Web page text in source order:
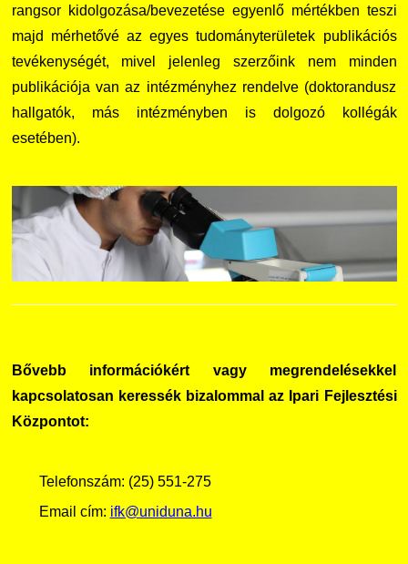
rangsor kidolgozása/bevezetése egyenlő mértékben teszi
majd mérhetővé az egyes tudományterületek publikációs
tevékenységét, mivel jelenleg szerzőink nem minden
publikációja van az intézményhez rendelve (doktorandusz
hallgatók, más intézményben is dolgozó kollégák
esetében).
Bővebb információkért vagy megrendelésekkel
kapcsolatosan keressék bizalommal az Ipari Fejlesztési
Központot:
Telefonszám: (25) 551-275
Email cím: ifk@uniduna.hu